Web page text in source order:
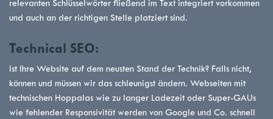
relevanten Schlüsselwörter fließend im Text integriert vorkommen
und auch an der richtigen Stelle platziert sind.
Technical SEO:
Ist Ihre Website auf dem neusten Stand der Technik? Falls nicht,
können und müssen wir das schleunigst ändern. Webseiten mit
technischen Hoppalas wie zu langer Ladezeit oder Super-GAUs
wie fehlender Responsivität werden von Google und Co. schnell